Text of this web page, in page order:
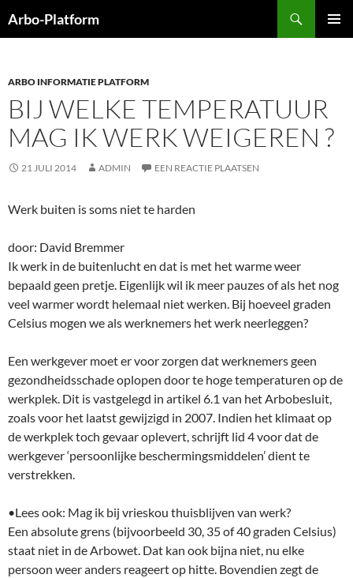
naar
Arbo-Platform
ARBO INFORMATIE PLATFORM
BIJ WELKE TEMPERATUUR
MAG IK WERK WEIGEREN ?
21 JULI 2014 ADMIN EEN REACTIE PLAATSEN
Werk buiten is soms niet te harden
door: David Bremmer
Ik werk in de buitenlucht en dat is met het warme weer
bepaald geen pretje. Eigenlijk wil ik meer pauzes of als het nog
veel warmer wordt helemaal niet werken. Bij hoeveel graden
Celsius mogen we als werknemers het werk neerleggen?
Een werkgever moet er voor zorgen dat werknemers geen
gezondheidsschade oplopen door te hoge temperaturen op de
werkplek. Dit is vastgelegd in artikel 6.1 van het Arbobesluit,
zoals voor het laatst gewijzigd in 2007. Indien het klimaat op
de werkplek toch gevaar oplevert, schrijft lid 4 voor dat de
werkgever ‘persoonlijke beschermingsmiddelen’ dient te
verstrekken.
•Lees ook: Mag ik bij vrieskou thuisblijven van werk?
Een absolute grens (bijvoorbeeld 30, 35 of 40 graden Celsius)
staat niet in de Arbowet. Dat kan ook bijna niet, nu elke
persoon weer anders reageert op hitte. Bovendien zegt de